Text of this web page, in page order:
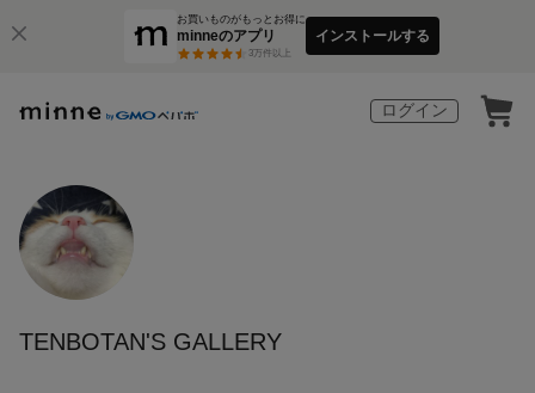
お買いものがもっとお得に
minneのアプリ
3万件以上
インストールする
ログイン
TENBOTAN'S GALLERY